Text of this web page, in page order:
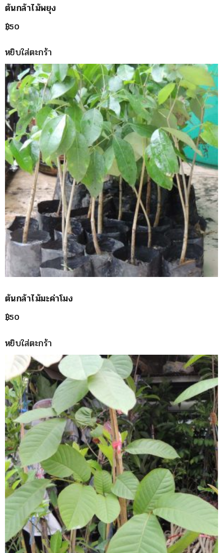
ต้นกล้าไม้พยุง
฿50
หยิบใส่ตะกร้า
ต้นกล้าไม้มะค่าโมง
฿50
หยิบใส่ตะกร้า